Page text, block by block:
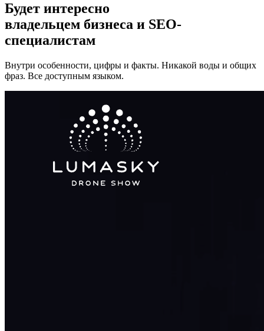
Будет интересно
владельцем бизнеса и SEO-
специалистам
Внутри особенности, цифры и факты. Никакой воды и общих
фраз. Все доступным языком.